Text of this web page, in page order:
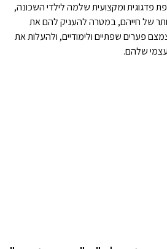
ומקצועית שלמה לילדי השכונה,
של חייהם, במטרה להעניק להם את
פערים שפתיים ולימודיים, ולהעלות את
שלהם.